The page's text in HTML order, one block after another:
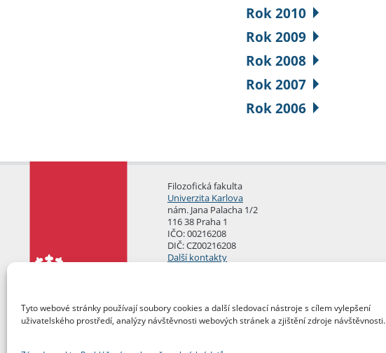
Tyto webové stránky používají soubory cookies a další sledovací nástroje s cílem vylepšení
uživatelského prostředí, analýzy návštěvnosti webových stránek a zjištění zdroje návštěvnosti.
Rok 2010
Rok 2009
Rok 2008
Rok 2007
Rok 2006
Filozofická fakulta
Univerzita Karlova
nám. Jana Palacha 1/2
116 38 Praha 1
IČO: 00216208
DIČ: CZ00216208
Další kontakty